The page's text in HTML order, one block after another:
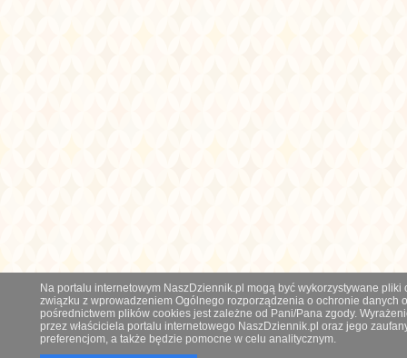
Na portalu internetowym NaszDziennik.pl mogą być wykorzystywane
związku z wprowadzeniem Ogólnego rozporządzenia o ochronie danych
pośrednictwem plików cookies jest zależne od Pani/Pana zgody.
przez właściciela portalu internetowego NaszDziennik.pl oraz jego
preferencjom, a także będzie pomocne w celu analitycznym.